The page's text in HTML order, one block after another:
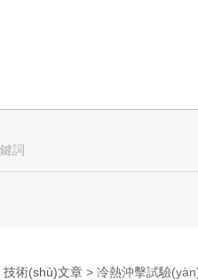
技術(shù)文章 > 冷熱沖擊試驗(yàn)箱